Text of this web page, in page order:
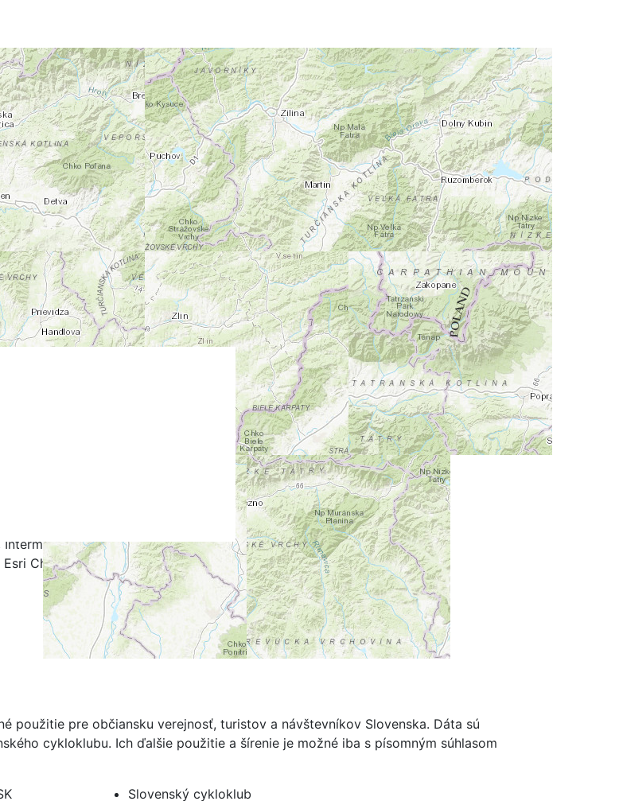
FreeMap.sk - Turistika
1.0km
iPC, USGS, FAO, NPS, NRCAN,
China (Hong Kong), and the GIS User
použitie pre občiansku verejnosť, turistov a návštevníkov Slovenska. Dáta sú
cykloklubu. Ich ďalšie použitie a šírenie je možné iba s písomným súhlasom
Slovenský cykloklub